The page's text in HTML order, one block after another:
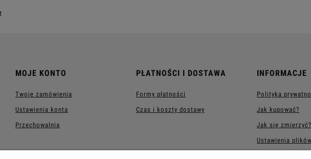
MOJE KONTO
Twoje zamówienia
Ustawienia konta
Przechowalnia
PŁATNOŚCI I DOSTAWA
Formy płatności
Czas i koszty dostawy
INFORMACJE
Polityka
Jak kupować?
Jak się zmierzyć?
Ustawienia